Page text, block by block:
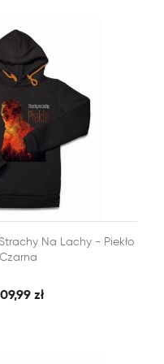
SZYBKI PODGLĄD
Na Lachy - Piekło
Czarna
zł